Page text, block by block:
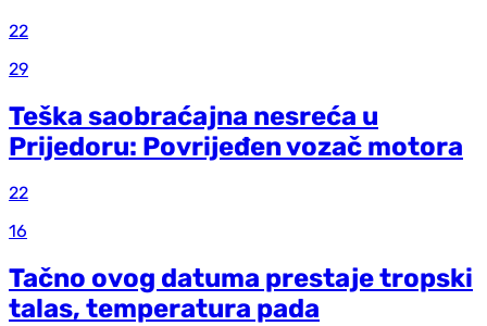
22
29
Teška saobraćajna nesreća u
Prijedoru: Povrijeđen vozač motora
22
16
Tačno ovog datuma prestaje tropski
talas, temperatura pada